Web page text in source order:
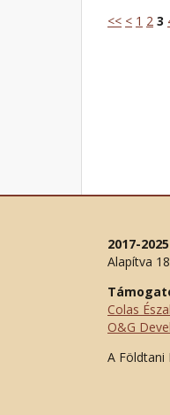
<< < 1 2 3
2017-
Alapítva
Colas
O&G
A Földtani